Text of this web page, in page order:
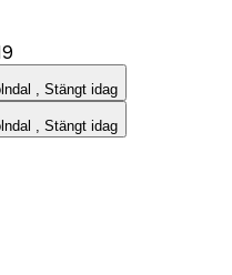
, Stängt idag
, Stängt idag